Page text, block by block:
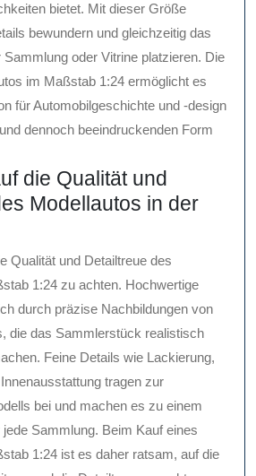
bietet. Mit dieser Größe
bewundern und gleichzeitig das
Sammlung oder Vitrine platzieren. Die
im Maßstab 1:24 ermöglicht es
für Automobilgeschichte und -design
dennoch beeindruckenden Form
die Qualität und
Modellautos in der
Qualität und Detailtreue des
1:24 zu achten. Hochwertige
durch präzise Nachbildungen von
die das Sammlerstück realistisch
Feine Details wie Lackierung,
tragen zur
bei und machen es zu einem
Sammlung. Beim Kauf eines
1:24 ist es daher ratsam, auf die